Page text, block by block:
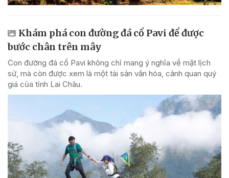
Khám phá con đường đá cổ Pavi để được
bước chân trên mây
Con đường đá cổ Pavi không chỉ mang ý nghĩa về mặt lịch
sử, mà còn được xem là một tài sản văn hóa, cảnh quan quý
giá của tỉnh Lai Châu.